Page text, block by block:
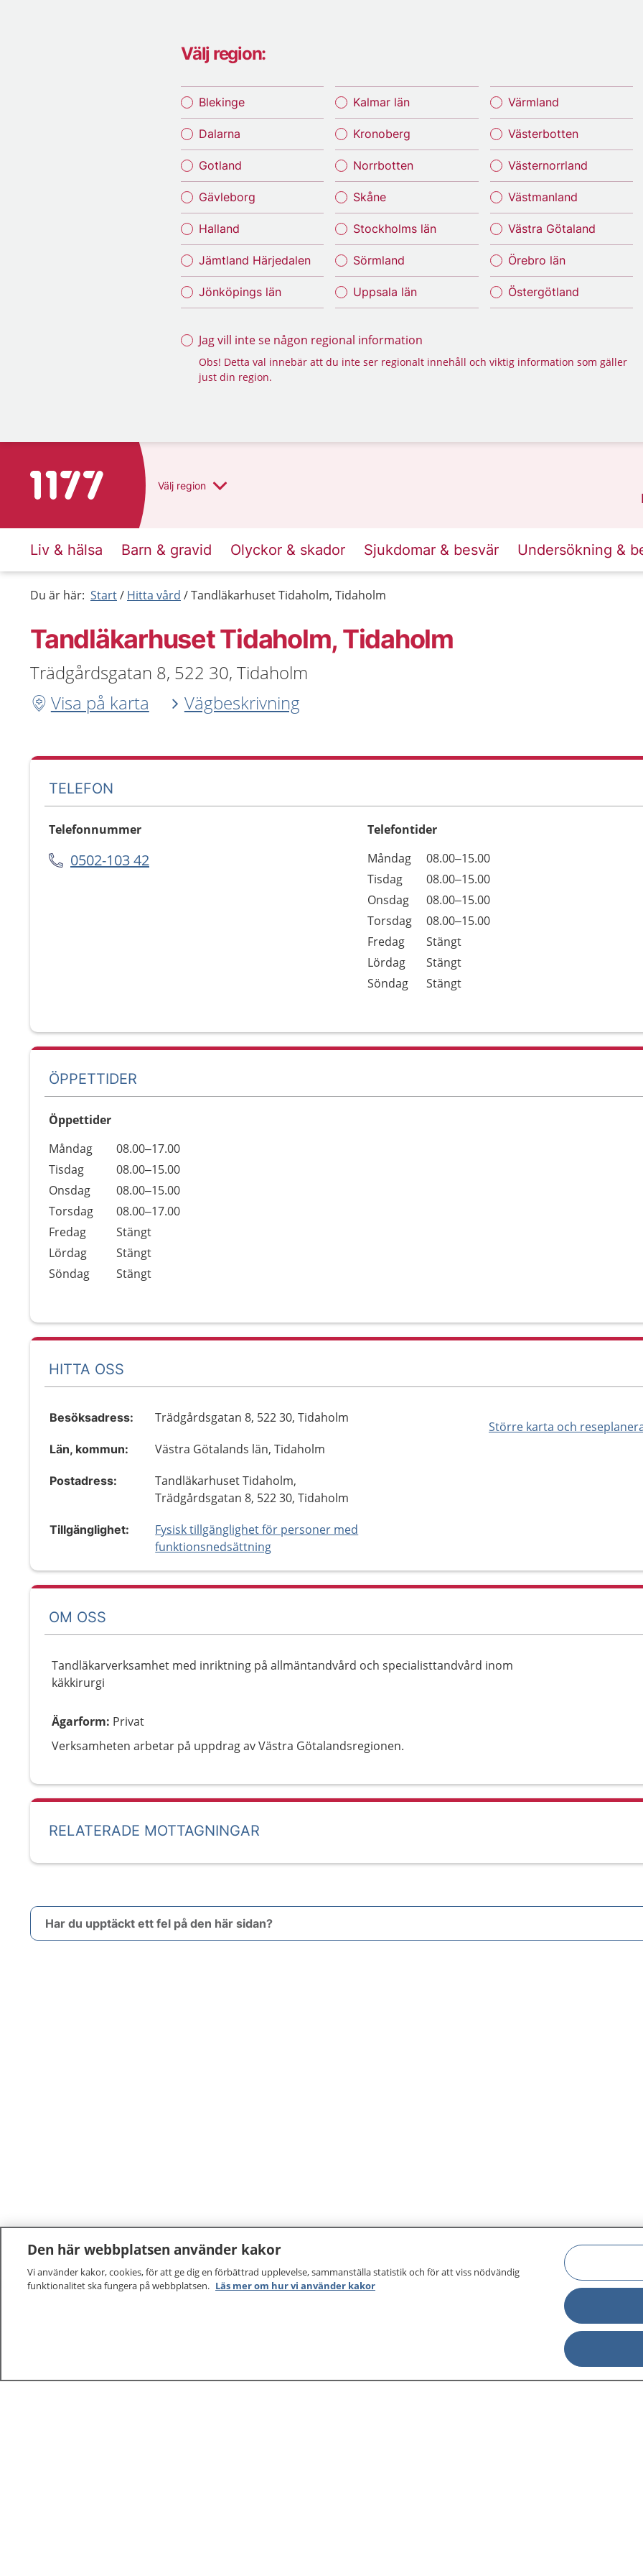
Välj region:
Blekinge
Dalarna
Gotland
Gävleborg
Halland
Jämtland Härjedalen
Jönköpings län
Kalmar län
Kronoberg
Norrbotten
Skåne
Stockholms län
Sörmland
Uppsala län
Värmland
Västerbotten
Västernorrland
Västmanland
Västra Götaland
Örebro län
Östergötland
Jag vill inte se någon regional information
Obs! Detta val innebär att du inte ser regionalt innehåll och viktig information som gäller
just din region.
Till startsidan för 1177 Välj region
Liv & hälsa Barn & gravid Olyckor & skador Sjukdomar & besvär Undersökning &
Du är här: Start Hitta vård Tandläkarhuset Tidaholm, Tidaholm
Tandläkarhuset Tidaholm, Tidaholm
Trädgårdsgatan 8, 522 30, Tidaholm
Visa på karta
Vägbeskrivning
TELEFON
Telefonnummer
0502-103 42
Telefontider
Dag
Öppettider
Kommentarer
Måndag
08.00–15.00
Tisdag
08.00–15.00
Onsdag
08.00–15.00
Torsdag
08.00–15.00
Fredag
Stängt
Lördag
Stängt
Söndag
Stängt
ÖPPETTIDER
Öppettider
Dag
Öppettider
Kommentarer
Måndag
08.00–17.00
Tisdag
08.00–15.00
Onsdag
08.00–15.00
Torsdag
08.00–17.00
Fredag
Stängt
Lördag
Stängt
Söndag
Stängt
HITTA OSS
Större karta och
Besöksadress: Trädgårdsgatan 8, 522 30, Tidaholm
Län, kommun: Västra Götalands län, Tidaholm
Postadress:
Tandläkarhuset Tidaholm,
Trädgårdsgatan 8, 522 30, Tidaholm
Tillgänglighet:
Fysisk tillgänglighet för personer med
funktionsnedsättning
OM OSS
Tandläkarverksamhet med inriktning på allmäntandvård och specialisttandvård inom
käkkirurgi
Ägarform: Privat
Verksamheten arbetar på uppdrag av Västra Götalandsregionen.
RELATERADE MOTTAGNINGAR
Har du upptäckt ett fel på den här sidan?
Den här webbplatsen använder kakor
Vi använder kakor, cookies, för att ge dig en förbättrad upplevelse, sammanställa statistik och för att viss nödvändig
funktionalitet ska fungera på webbplatsen. Läs mer om hur vi använder kakor